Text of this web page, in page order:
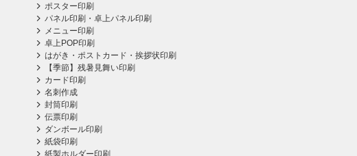
ポスター印刷
パネル印刷・卓上パネル印刷
メニュー印刷
卓上POP印刷
はがき・ポストカード・挨拶状印刷
【季節】残暑見舞い印刷
カード印刷
名刺作成
封筒印刷
伝票印刷
ダンボール印刷
紙袋印刷